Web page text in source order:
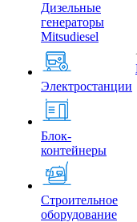
Дизельные
генераторы
Mitsudiesel
Электростанции
Блок-
контейнеры
Строительное
оборудование